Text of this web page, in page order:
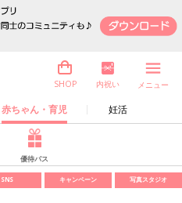
赤ちゃん・育児 妊活
SHOP 内祝い メニュー
優待パス
SNS キャンペーン 写真スタジオ